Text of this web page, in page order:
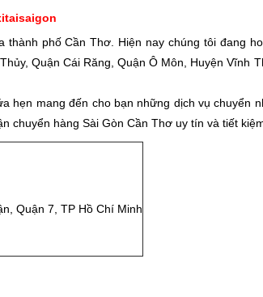
phố Cần Thơ. Hiện nay chúng tôi đang
Quận Cái Răng, Quận Ô Môn, Huyện Vĩnh
hẹn mang đến cho bạn những dịch vụ chuyển
chuyển hàng Sài Gòn Cần Thơ uy tín và tiết
Quận 7, TP Hồ Chí Minh